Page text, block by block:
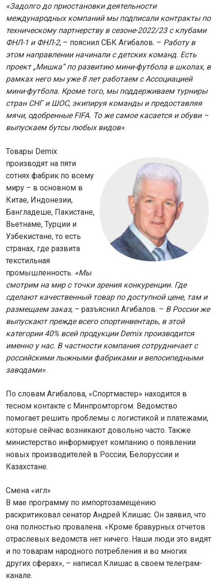
«Задолго до приостановки деятельности
международных компаний мы подписали контракты по
техническому партнерству в сезоне-2022/23 с клубами
ФНЛ-1 и ФНЛ-2, – пояснил СБК Агибалов. – Работу в
этом направлении начинали с детских команд. Есть
проект „Мишка“ по развитию мини-футбола в школах, в
рамках него мы уже 8 лет работаем с Ассоциацией
мини-футбола. Кроме того, мы поддерживаем турниры
стран СНГ и ШОС, экипируя команды и предоставляя
мячи, одобренные FIFA. То же самое касается и обуви –
выпускаем бутсы любых видов».
Товары Demix
производят на пяти
сотнях фабрик по всему
миру – в основном в
Китае, Индонезии,
Бангладеше, Пакистане,
Вьетнаме, Турции и
Узбекистане, то есть
странах, где развита
текстильная
промышленность. «Мы
смотрим на мир с точки зрения конкуренции. Где
сделают качественный товар по доступной цене, там и
размещаем заказ, – разъяснил Агибалов. – В России же
выпускают прежде всего спортинвентарь, в этой
категории 40% всей продукции Demix производится
именно у нас. В частности компания сотрудничает с
российскими лыжными фабриками и велосипедными
заводами».
По словам Агибалова, «Спортмастер» находится в
тесном контакте с Минпромторгом. Ведомство
помогает решить проблемы с логистикой и платежами,
которые сейчас возникают довольно часто. Также
министерство информирует компанию о появлении
новых производителей в России, Белоруссии и
Казахстане.
Смена «игл»
В мае программу по импортозамещению
раскритиковал сенатор Андрей Клишас. Он заявил, что
она полностью провалена. «Кроме бравурных отчетов
отраслевых ведомств нет ничего. Наши люди это видят
и по товарам народного потребления и во многих
других сферах», – написал Клишас в своем телеграм-
канале.